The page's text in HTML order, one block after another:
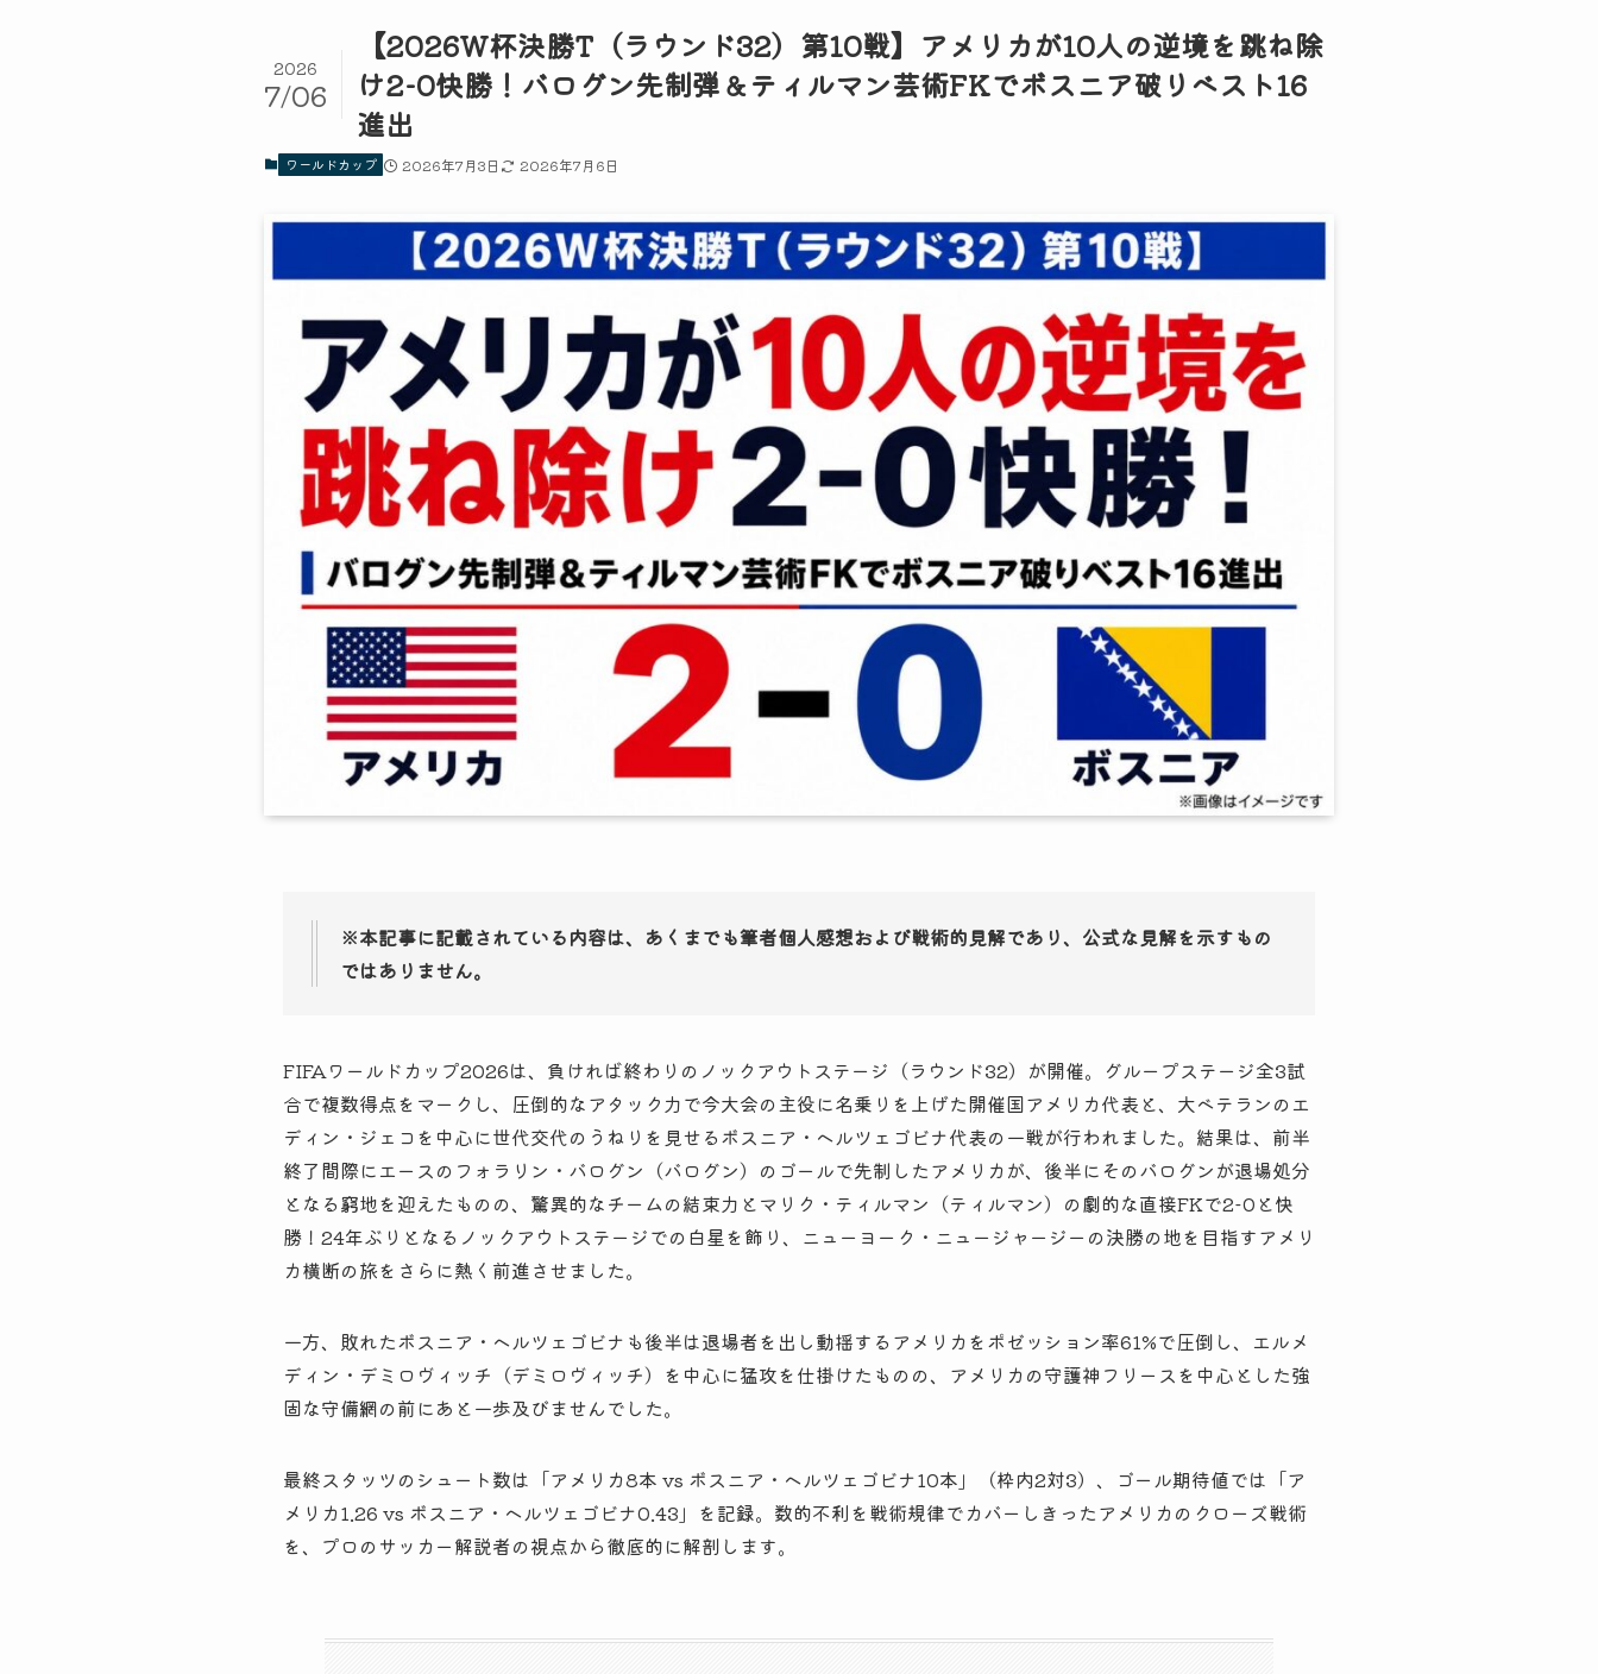
【2026W杯決勝T（ラウンド32）第10戦】アメリカが10人の逆境を跳ね除
け2-0快勝！バログン先制弾＆ティルマン芸術FKでボスニア破りベスト16
進出
2026
7/06
ワールドカップ 2026年7月3日 2026年7月6日
※本記事に記載されている内容は、あくまでも筆者個人感想および戦術的見解であり、公式な見解を示すもの
ではありません。
FIFAワールドカップ2026は、負ければ終わりのノックアウトステージ（ラウンド32）が開催。グループステージ全3試
合で複数得点をマークし、圧倒的なアタック力で今大会の主役に名乗りを上げた開催国アメリカ代表と、大ベテランのエ
ディン・ジェコを中心に世代交代のうねりを見せるボスニア・ヘルツェゴビナ代表の一戦が行われました。結果は、前半
終了間際にエースのフォラリン・バログン（バログン）のゴールで先制したアメリカが、後半にそのバログンが退場処分
となる窮地を迎えたものの、驚異的なチームの結束力とマリク・ティルマン（ティルマン）の劇的な直接FKで2-0と快
勝！24年ぶりとなるノックアウトステージでの白星を飾り、ニューヨーク・ニュージャージーの決勝の地を目指すアメリ
カ横断の旅をさらに熱く前進させました。
一方、敗れたボスニア・ヘルツェゴビナも後半は退場者を出し動揺するアメリカをポゼッション率61%で圧倒し、エルメ
ディン・デミロヴィッチ（デミロヴィッチ）を中心に猛攻を仕掛けたものの、アメリカの守護神フリースを中心とした強
固な守備網の前にあと一歩及びませんでした。
最終スタッツのシュート数は「アメリカ8本 vs ボスニア・ヘルツェゴビナ10本」（枠内2対3）、ゴール期待値では「ア
メリカ1.26 vs ボスニア・ヘルツェゴビナ0.43」を記録。数的不利を戦術規律でカバーしきったアメリカのクローズ戦術
を、プロのサッカー解説者の視点から徹底的に解剖します。